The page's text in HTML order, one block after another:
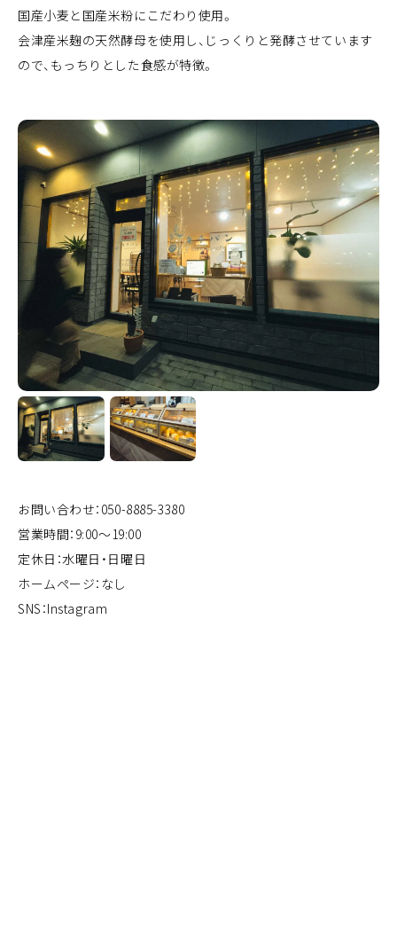
国産小麦と国産米粉にこだわり使用。
会津産米麹の天然酵母を使用し、じっくりと発酵させています
ので、もっちりとした食感が特徴。
お問い合わせ：050-8885-3380
営業時間：9:00〜19:00
定休日：水曜日・日曜日
ホームページ：なし
SNS：Instagram